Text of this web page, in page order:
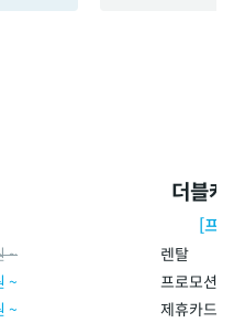
~
~
~
더블케
[프
렌탈
프로모션
제휴카드